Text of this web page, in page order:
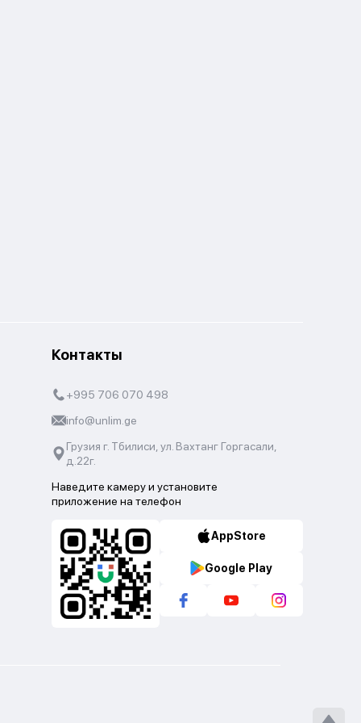
Контакты
+995 706 070 498
info@unlim.ge
Грузия г. Тбилиси, ул. Вахтанг Горгасали,
д.22г.
Наведите камеру и установите
приложение на телефон
AppStore
Google Play